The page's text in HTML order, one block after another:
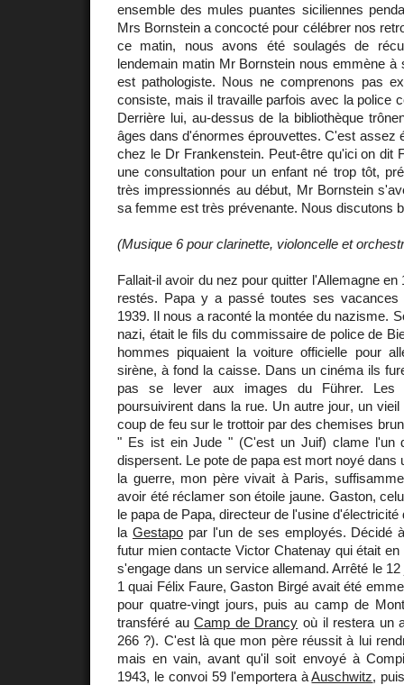
ensemble des mules puantes siciliennes
Mrs Bornstein a concocté pour célébrer nos
ce matin, nous avons été soulagés de
lendemain matin Mr Bornstein nous emmène à
est pathologiste. Nous ne comprenons pas
consiste, mais il travaille parfois avec la police
Derrière lui, au-dessus de la bibliothèque
âges dans d'énormes éprouvettes. C'est assez
chez le Dr Frankenstein. Peut-être qu'ici on dit
une consultation pour un enfant né trop tôt,
très impressionnés au début, Mr Bornstein
sa femme est très prévenante. Nous discutons
(Musique 6 pour clarinette, violoncelle et
Fallait-il avoir du nez pour quitter l'Allemagne
restés. Papa y a passé toutes ses vacances
1939. Il nous a raconté la montée du nazisme.
nazi, était le fils du commissaire de police de
hommes piquaient la voiture officielle pour
sirène, à fond la caisse. Dans un cinéma ils
pas se lever aux images du Führer. Les
poursuivirent dans la rue. Un autre jour, un vieil
coup de feu sur le trottoir par des chemises
" Es ist ein Jude " (C'est un Juif) clame l'un
dispersent. Le pote de papa est mort noyé dans
la guerre, mon père vivait à Paris,
avoir été réclamer son étoile jaune. Gaston,
le papa de Papa, directeur de l'usine
la Gestapopar l'un de ses employés. Décidé
futur mien contacte Victor Chatenay qui était
s'engage dans un service allemand. Arrêté le
1 quai Félix Faure, Gaston Birgé avait été
pour quatre-vingt jours, puis au camp de
transféré auCamp de Drancy où il restera un
266 ?). C'est là que mon père réussit à lui
mais en vain, avant qu'il soit envoyé à
1943, le convoi 59 l'emportera àAuschwitz,